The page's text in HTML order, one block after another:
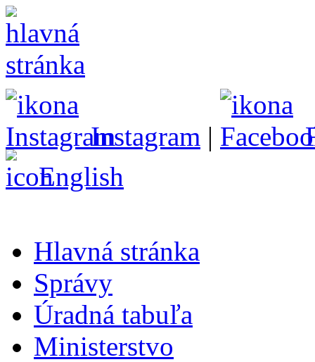
Instagram |
English
Hlavná stránka
Správy
Úradná tabuľa
Ministerstvo